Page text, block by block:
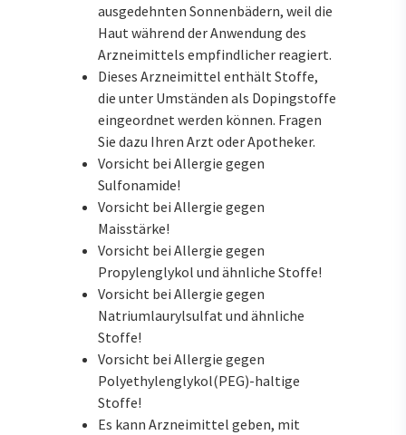
ausgedehnten Sonnenbädern, weil die
Haut während der Anwendung des
Arzneimittels empfindlicher reagiert.
Dieses Arzneimittel enthält Stoffe,
die unter Umständen als Dopingstoffe
eingeordnet werden können. Fragen
Sie dazu Ihren Arzt oder Apotheker.
Vorsicht bei Allergie gegen
Sulfonamide!
Vorsicht bei Allergie gegen
Maisstärke!
Vorsicht bei Allergie gegen
Propylenglykol und ähnliche Stoffe!
Vorsicht bei Allergie gegen
Natriumlaurylsulfat und ähnliche
Stoffe!
Vorsicht bei Allergie gegen
Polyethylenglykol(PEG)-haltige
Stoffe!
Es kann Arzneimittel geben, mit